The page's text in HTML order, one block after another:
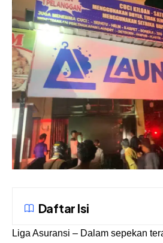
Daftar Isi
Liga Asuransi – Dalam sepekan